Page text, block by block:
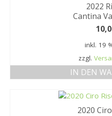
2022
Cantina
inkl. 19
zzgl.
IN DEN
2020